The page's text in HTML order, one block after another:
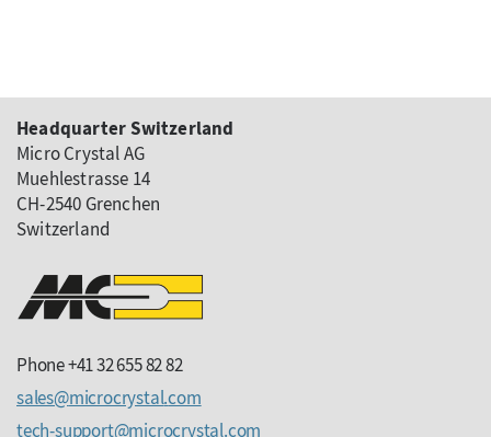
Headquarter Switzerland
Micro Crystal AG
Muehlestrasse 14
CH-2540 Grenchen
Switzerland
Phone +41 32 655 82 82
sales
microcrystalcom
tech-support
microcrystalcom